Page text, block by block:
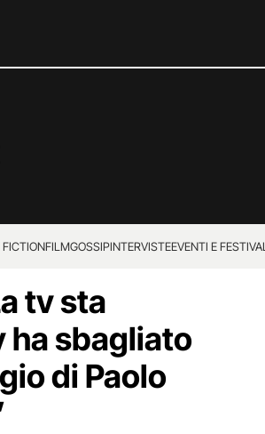
FICTIONFILMGOSSIPINTERVISTEEVENTI E FESTIVAL
tv sta
ha sbagliato
di Paolo